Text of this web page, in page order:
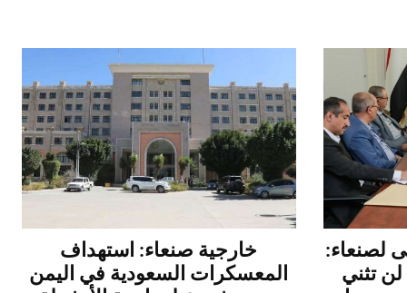
لصنعاء:
تثني
خارجية صنعاء: استهداف
المعسكرات السعودية في اليمن